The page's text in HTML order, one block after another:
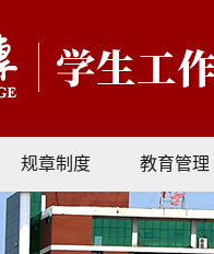
规章制度 教育管理